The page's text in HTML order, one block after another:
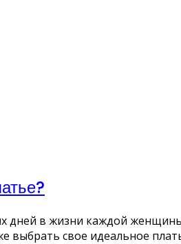
в жизни каждой
выбрать свое идеальное